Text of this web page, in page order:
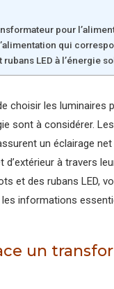
pour
qui
LED à l’énergie
choisir les
sont à considérer.
un éclairage
d’extérieur à travers
et des rubans LED,
informations
un